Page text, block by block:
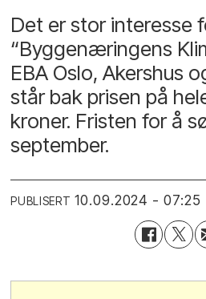
Det er stor interesse
“Byggenæringens
EBA Oslo, Akershus
står bak prisen på
kroner. Fristen for å
september.
PUBLISERT 10.09.2024 - 07:25